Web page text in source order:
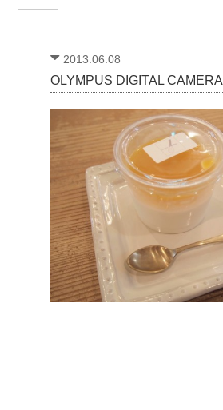
2013.06.08
OLYMPUS DIGITAL CAMERA